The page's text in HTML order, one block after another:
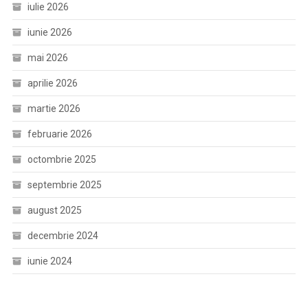
iulie 2026
iunie 2026
mai 2026
aprilie 2026
martie 2026
februarie 2026
octombrie 2025
septembrie 2025
august 2025
decembrie 2024
iunie 2024